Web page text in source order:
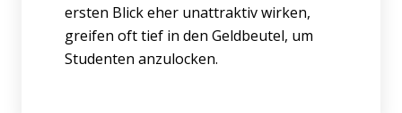
ersten Blick eher unattraktiv wirken,
greifen oft tief in den Geldbeutel, um
Studenten anzulocken.